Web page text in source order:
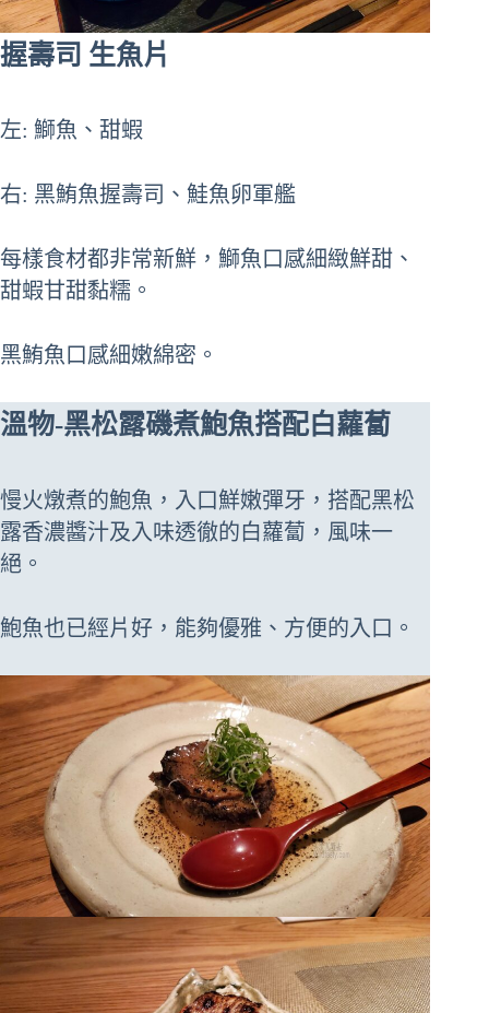
握壽司 生魚片
左: 鰤魚、甜蝦
右: 黑鮪魚握壽司、鮭魚卵軍艦
每樣食材都非常新鮮，鰤魚口感細緻鮮甜、
甜蝦甘甜黏糯。
黑鮪魚口感細嫩綿密。
溫物-黑松露磯煮鮑魚搭配白蘿蔔
慢火燉煮的鮑魚，入口鮮嫩彈牙，搭配黑松
露香濃醬汁及入味透徹的白蘿蔔，風味一
絕。
鮑魚也已經片好，能夠優雅、方便的入口。